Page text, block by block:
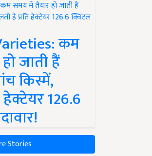
कम
जाती हैं
किस्में,
हेक्टेयर 126.6
Stories